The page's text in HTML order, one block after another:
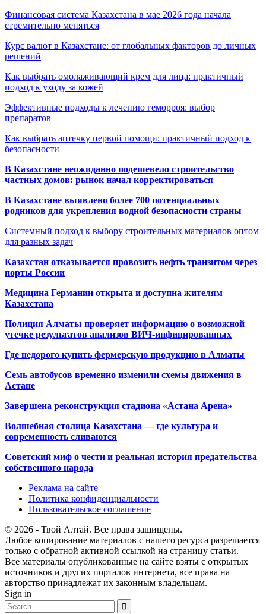
Финансовая система Казахстана в мае 2026 года начала
стремительно меняться
Курс валют в Казахстане: от глобальных факторов до личных
решений
Как выбрать омолаживающий крем для лица: практичный
подход к уходу за кожей
Эффективные подходы к лечению геморроя: выбор
препаратов
Как выбрать аптечку первой помощи: практичный подход к
безопасности
В Казахстане неожиданно подешевело строительство
частных домов: рынок начал корректироваться
В Казахстане выявлено более 700 потенциальных
родников для укрепления водной безопасности страны
Системный подход к выбору строительных материалов оптом
для разных задач
Казахстан отказывается провозить нефть транзитом через
порты России
Медицина Германии открыта и доступна жителям
Казахстана
Полиция Алматы проверяет информацию о возможной
утечке результатов анализов ВИЧ-инфицированных
Где недорого купить фермерскую продукцию в Алматы
Семь автобусов временно изменили схемы движения в
Астане
Завершена реконструкция стадиона «Астана Арена»
Волшебная столица Казахстана — где культура и
современность сливаются
Советский миф о чести и реальная история предательства
собственного народа
Реклама на сайте
Политика конфиденциальности
Пользовательское соглашение
© 2026 - Твой Алтай. Все права защищены.
Любое копирование материалов с нашего ресурса разрешается
только с обратной активной ссылкой на страницу статьи.
Все материалы опубликованные на сайте взяты с открытых
источников и других порталов интернета, все права на
авторство принадлежат их законным владельцам.
Sign in